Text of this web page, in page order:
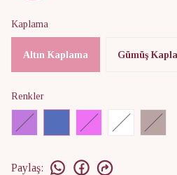
Kaplama
Altın Kaplama Gümüş
Renkler
Paylaş: